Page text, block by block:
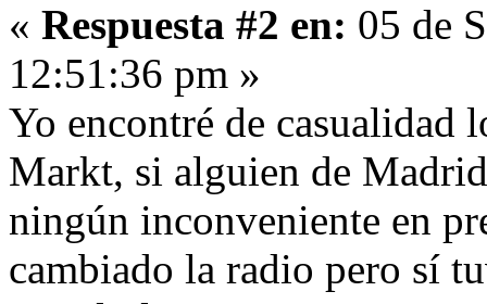
« Respuesta #2 en: 05 de
12:51:36 pm »
Yo encontré de casualidad
Markt, si alguien de
ningún inconveniente en
cambiado la radio pero sí